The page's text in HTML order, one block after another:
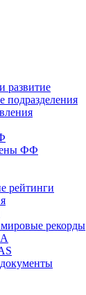
развитие
подразделения
ФФ
рейтинги
рекорды